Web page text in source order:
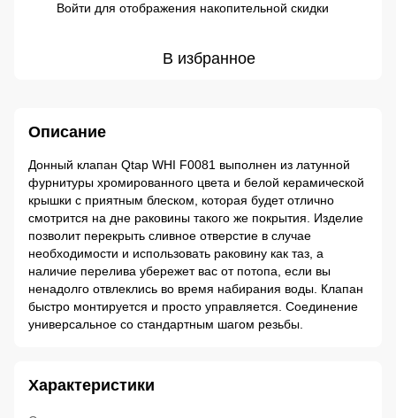
Войти для отображения накопительной скидки
В избранное
Описание
Донный клапан Qtap WHI F0081 выполнен из латунной
фурнитуры хромированного цвета и белой керамической
крышки с приятным блеском, которая будет отлично
смотрится на дне раковины такого же покрытия. Изделие
позволит перекрыть сливное отверстие в случае
необходимости и использовать раковину как таз, а
наличие перелива убережет вас от потопа, если вы
ненадолго отвлеклись во время набирания воды. Клапан
быстро монтируется и просто управляется. Соединение
универсальное со стандартным шагом резьбы.
Характеристики